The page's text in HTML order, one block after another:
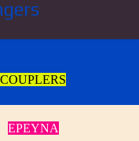
COUPLERS
ΕΡΕΥΝΑ